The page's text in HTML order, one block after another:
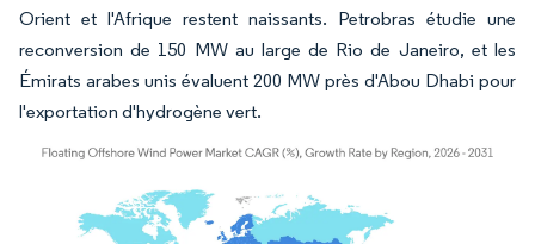
Orient et l'Afrique restent naissants. Petrobras étudie une
reconversion de 150 MW au large de Rio de Janeiro, et les
Émirats arabes unis évaluent 200 MW près d'Abou Dhabi pour
l'exportation d'hydrogène vert.